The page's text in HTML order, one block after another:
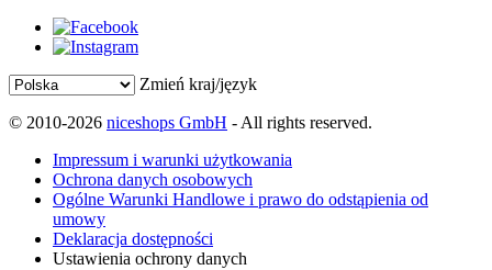
Zmień kraj/język
© 2010-2026 niceshops GmbH - All rights reserved.
Impressum i warunki użytkowania
Ochrona danych osobowych
Ogólne Warunki Handlowe i prawo do odstąpienia od
umowy
Deklaracja dostępności
Ustawienia ochrony danych